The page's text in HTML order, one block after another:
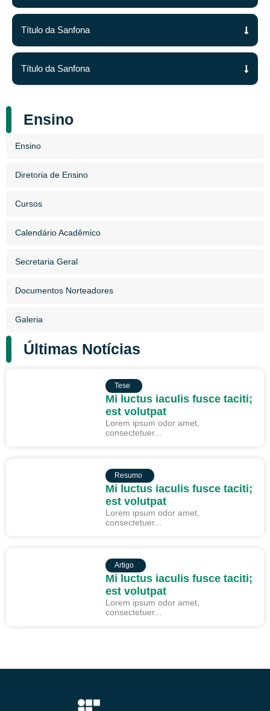
Título da Sanfona
Título da Sanfona
Ensino
Ensino
Diretoria de Ensino
Cursos
Calendário Acadêmico
Secretaria Geral
Documentos Norteadores
Galeria
Últimas Notícias
Tese
Mi luctus iaculis fusce taciti;
est volutpat
Lorem ipsum odor amet,
consectetuer...
Resumo
Mi luctus iaculis fusce taciti;
est volutpat
Lorem ipsum odor amet,
consectetuer...
Artigo
Mi luctus iaculis fusce taciti;
est volutpat
Lorem ipsum odor amet,
consectetuer...